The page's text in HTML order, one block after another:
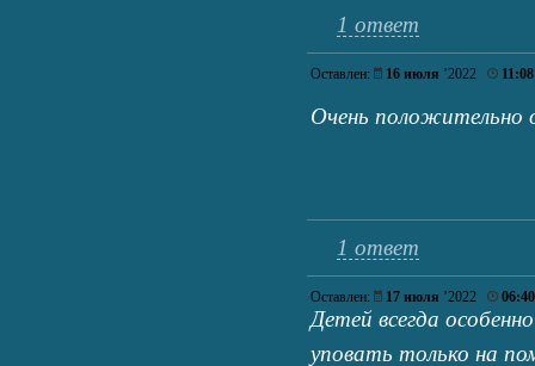
1 ответ
Оставлен: 16 июля ’2022 11:08
Очень
1 ответ
Оставлен: 17 июля ’2022 06:40
Детей всегда
уповать только на